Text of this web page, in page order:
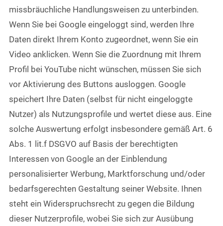
missbräuchliche Handlungsweisen zu unterbinden.
Wenn Sie bei Google eingeloggt sind, werden Ihre
Daten direkt Ihrem Konto zugeordnet, wenn Sie ein
Video anklicken. Wenn Sie die Zuordnung mit Ihrem
Profil bei YouTube nicht wünschen, müssen Sie sich
vor Aktivierung des Buttons ausloggen. Google
speichert Ihre Daten (selbst für nicht eingeloggte
Nutzer) als Nutzungsprofile und wertet diese aus. Eine
solche Auswertung erfolgt insbesondere gemäß Art. 6
Abs. 1 lit.f DSGVO auf Basis der berechtigten
Interessen von Google an der Einblendung
personalisierter Werbung, Marktforschung und/oder
bedarfsgerechten Gestaltung seiner Website. Ihnen
steht ein Widerspruchsrecht zu gegen die Bildung
dieser Nutzerprofile, wobei Sie sich zur Ausübung